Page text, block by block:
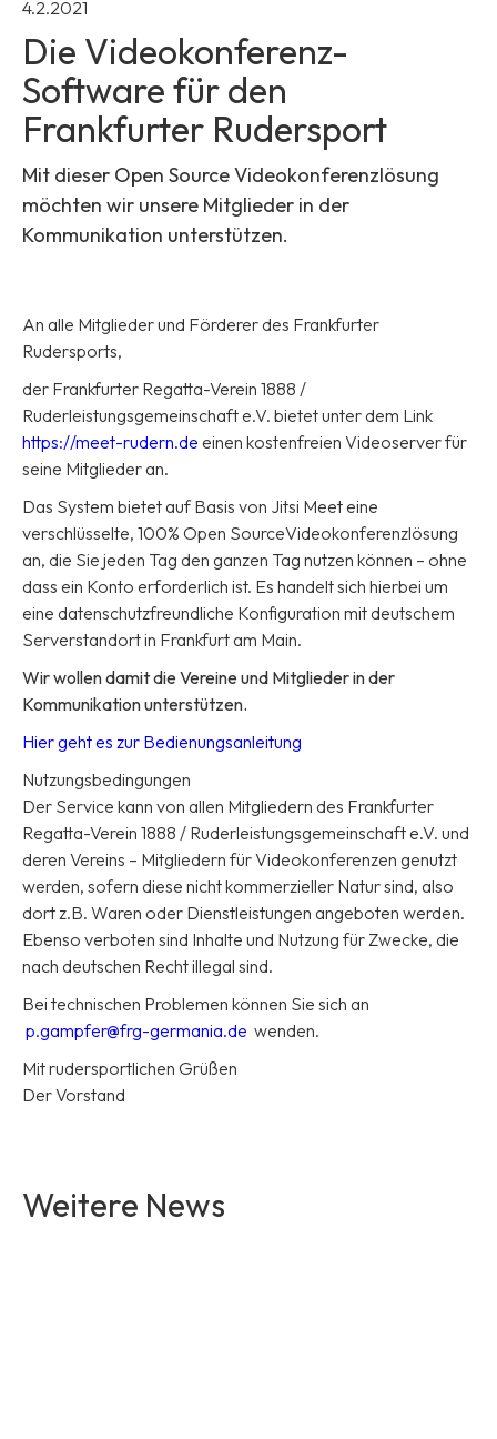
4.2.2021
Die Videokonferenz-
Software für den
Frankfurter Rudersport
Mit dieser Open Source Videokonferenzlösung
möchten wir unsere Mitglieder in der
Kommunikation unterstützen.
An alle Mitglieder und Förderer des Frankfurter
Rudersports,
der Frankfurter Regatta-Verein 1888 /
Ruderleistungsgemeinschaft e.V. bietet unter dem Link
https://meet-rudern.de einen kostenfreien Videoserver für
seine Mitglieder an.
Das System bietet auf Basis von Jitsi Meet eine
verschlüsselte, 100% Open SourceVideokonferenzlösung
an, die Sie jeden Tag den ganzen Tag nutzen können – ohne
dass ein Konto erforderlich ist. Es handelt sich hierbei um
eine datenschutzfreundliche Konfiguration mit deutschem
Serverstandort in Frankfurt am Main.
Wir wollen damit die Vereine und Mitglieder in der
Kommunikation unterstützen.
Hier geht es zur Bedienungsanleitung
Nutzungsbedingungen
Der Service kann von allen Mitgliedern des Frankfurter
Regatta-Verein 1888 / Ruderleistungsgemeinschaft e.V. und
deren Vereins – Mitgliedern für Videokonferenzen genutzt
werden, sofern diese nicht kommerzieller Natur sind, also
dort z.B. Waren oder Dienstleistungen angeboten werden.
Ebenso verboten sind Inhalte und Nutzung für Zwecke, die
nach deutschen Recht illegal sind.
Bei technischen Problemen können Sie sich an
p.gampfer@frg-germania.de wenden.
Mit rudersportlichen Grüßen
Der Vorstand
Weitere News